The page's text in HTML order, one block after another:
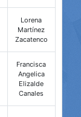
Lorena
Martínez
Zacatenco
Francisca
Angelica
Elizalde
Canales